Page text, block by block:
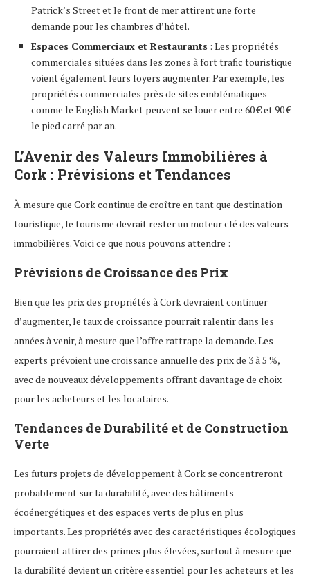
Patrick’s Street et le front de mer attirent une forte
demande pour les chambres d’hôtel.
Espaces Commerciaux et Restaurants : Les propriétés
commerciales situées dans les zones à fort trafic touristique
voient également leurs loyers augmenter. Par exemple, les
propriétés commerciales près de sites emblématiques
comme le English Market peuvent se louer entre 60 € et 90 €
le pied carré par an.
L’Avenir des Valeurs Immobilières à
Cork : Prévisions et Tendances
À mesure que Cork continue de croître en tant que destination
touristique, le tourisme devrait rester un moteur clé des valeurs
immobilières. Voici ce que nous pouvons attendre :
Prévisions de Croissance des Prix
Bien que les prix des propriétés à Cork devraient continuer
d’augmenter, le taux de croissance pourrait ralentir dans les
années à venir, à mesure que l’offre rattrape la demande. Les
experts prévoient une croissance annuelle des prix de 3 à 5 %,
avec de nouveaux développements offrant davantage de choix
pour les acheteurs et les locataires.
Tendances de Durabilité et de Construction
Verte
Les futurs projets de développement à Cork se concentreront
probablement sur la durabilité, avec des bâtiments
écoénergétiques et des espaces verts de plus en plus
importants. Les propriétés avec des caractéristiques écologiques
pourraient attirer des primes plus élevées, surtout à mesure que
la durabilité devient un critère essentiel pour les acheteurs et les